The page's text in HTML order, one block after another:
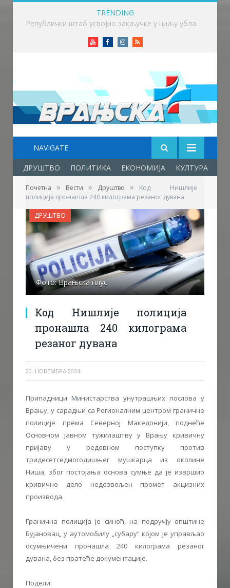
TRENDING
Викенд у знаку бициклизма у Врању
YoutubeFacebookInstagram
RSS
NAVIGATE
ДРУШТВО ПОЛИТИКА ЕКОНОМИЈА КУЛТУРА
Почетна » Вести » Друштво »
Код Нишлије
полиција пронашла 240 килограма резаног дувана
Фото: Врањска плус
Код Нишлије полиција
пронашла 240 килограма
резаног дувана
20. НОВЕМБРА 2024.
ДРУШТВО
Припадници Министарства унутрашњих послова у
Врању, у сарадњи са Регионалним центром граничне
полиције према Северној Македонији, поднеће
Основном јавном тужилаштву у Врању кривичну
пријаву у редовном поступку против
тридесетседмогодишњег мушкарца из околине
Ниша, због постојања основа сумње да је извршио
кривично дело недозвољен промет акцизних
производа.
Гранична полиција је синоћ, на подручју општине
Бујановац, у аутомобилу „субару“ којом је управљао
осумњичени пронашла 240 килограма резаног
дувана, без пратеће документације.
Подели: